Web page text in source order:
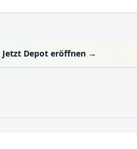
Jetzt Depot eröffnen →